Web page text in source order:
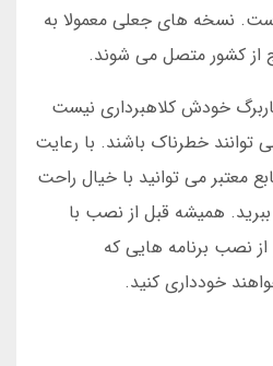
نسخه های جعلی معمولا به
کشور متصل می شوند.
خودش کلاهبرداری نیست
خطرناک باشند. با رعایت
معتبر می توانید با خیال راحت
همیشه قبل از نصب با
نصب برنامه هایی که
خودداری کنید.